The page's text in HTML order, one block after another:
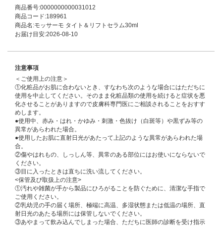
商品番号:0000000000031012
商品コード:189961
商品名:モッサーモ タイト＆リフトセラム30ml
お届け目安:2026-08-10
注意事項
＜ご使用上の注意＞
①化粧品がお肌に合わないとき、すなわち次のような場合にはただちに
使用を中止してください。そのまま化粧品類の使用を続けると症状を悪
化させることがありますので皮膚科専門医にご相談されることをおすす
めします。
●使用中、赤み・はれ・かゆみ・刺激・色抜け（白斑等）や黒ずみ等の
異常があらわれた場合。
●使用したお肌に直射日光があたって上記のような異常があらわれた場
合。
②傷やはれもの、しっしん等、異常のある部位にはお使いにならないで
ください。
③目に入ったときは直ちに洗い流してください。
<保管及び取扱上の注意>
①汚れや雑菌が手から製品にひろがることを防ぐために、清潔な手指で
ご使用ください。
②乳幼児の手の届く場所、極端に高温、多湿状態または低温の場所、直
射日光のあたる場所には保管しないでください。
③あやまって飲み込んでしまった場合、ただちに医師の診断を受け指示